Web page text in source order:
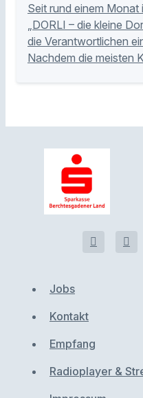
Seit rund einem Monat
„DORLI – die kleine
die Verantwortlichen
Nachdem die meisten
Jobs
Kontakt
Empfang
Radioplayer &